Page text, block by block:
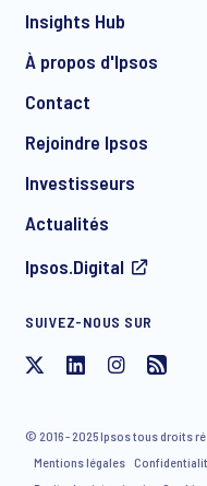
J'accepte de
avez la possibilité de
diffusion à tout
Insights Hub
À propos d'Ipsos
Contact
Rejoindre Ipsos
Investisseurs
Actualités
Ipsos.Digital
SUIVEZ-NOUS SUR
© 2016 - 2025 Ipsos tous droits
Mentions légales